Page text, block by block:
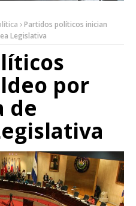
Partidos políticos inician
Legislativa
por
de